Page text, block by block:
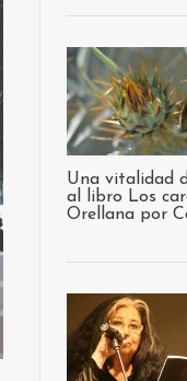
Una vitalidad
al libro Los
Orellana por